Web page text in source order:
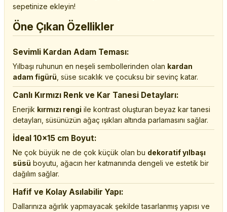
sepetinize ekleyin!
Öne Çıkan Özellikler
Sevimli Kardan Adam Teması:
Yılbaşı ruhunun en neşeli sembollerinden olan kardan
adam figürü , süse sıcaklık ve çocuksu bir sevinç katar.
Canlı Kırmızı Renk ve Kar Tanesi Detayları:
Enerjik kırmızı rengi ile kontrast oluşturan beyaz kar tanesi
detayları, süsünüzün ağaç ışıkları altında parlamasını sağlar.
İdeal 10x15 cm Boyut:
Ne çok büyük ne de çok küçük olan bu dekoratif yılbaşı
süsü boyutu, ağacın her katmanında dengeli ve estetik bir
dağılım sağlar.
Hafif ve Kolay Asılabilir Yapı:
Dallarınıza ağırlık yapmayacak şekilde tasarlanmış yapısı ve